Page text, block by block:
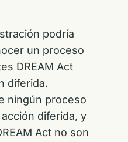
podría
un proceso
DREAM Act
diferida.
ningún proceso
diferida, y
Act no son